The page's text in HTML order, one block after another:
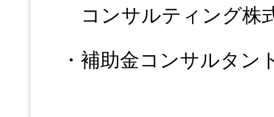
コンサルティング株
・補助金コンサルタン